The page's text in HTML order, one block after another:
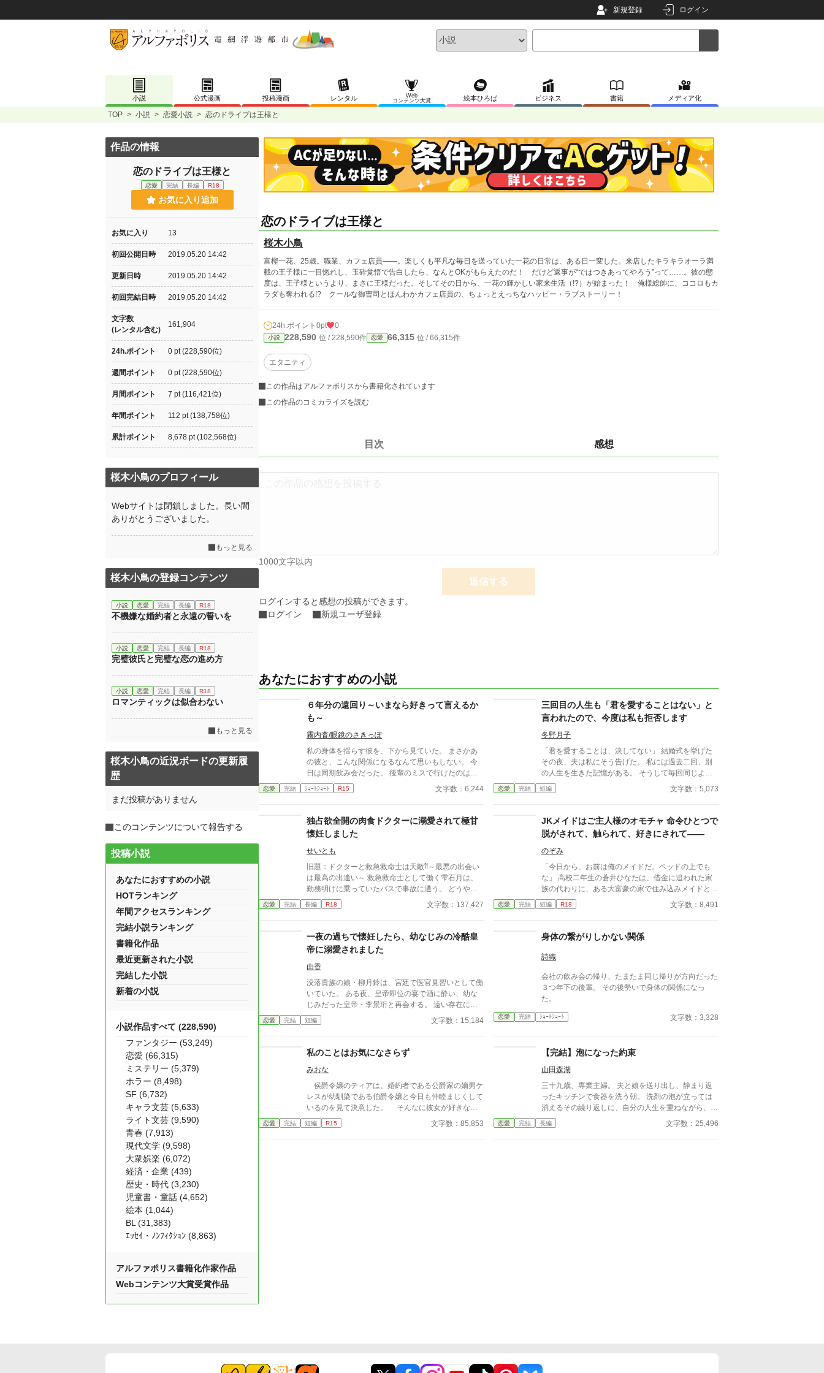
新規登録 ログイン
小説 公式漫画 投稿漫画 レンタル
Web
コンテンツ大賞
絵本ひろば ビジネス 書籍 メディア化
TOP > 小説 > 恋愛小説 > 恋のドライブは王様と
恋のドライブは王様と
桜木小鳥
富樫一花、25歳。職業、カフェ店員――。楽しくも平凡な毎日を送っていた一花の日常は、ある日一変した。来店したキラキラオーラ満
載の王子様に一目惚れし、玉砕覚悟で告白したら、なんとOKがもらえたのだ！ だけど返事が“ではつきあってやろう”って……。彼の態
度は、王子様というより、まさに王様だった。そしてその日から、一花の輝かしい家来生活（!?）が始まった！ 俺様総帥に、ココロもカ
ラダも奪われる!? クールな御曹司とほんわかカフェ店員の、ちょっとえっちなハッピー・ラブストーリー！
24h.ポイント 0pt 0
小説 228,590 位 / 228,590件 恋愛 66,315 位 / 66,315件
エタニティ
この作品はアルファポリスから書籍化されています
この作品のコミカライズを読む
目次 感想
1000文字以内
送信する
ログインすると感想の投稿ができます。
ログイン
新規ユーザ登録
あなたにおすすめの小説
６年分の遠回り～いまなら好きって言えるか
も～
霧内杳/眼鏡のさきっぽ
私の身体を揺らす彼を、下から見ていた。 まさかあ
の彼と、こんな関係になるなんて思いもしない。 今
日は同期飲み会だった。 後輩のミスで行けたのは本
当に最後。 飲み足りないという私に彼は付き合って
くれた。 彼とは入社当時、部署は違ったが同じ仕事
きだったんだと思う。 けれど仕事で負けたくないな
んて私のちっぽけなプライドのせいで、その一線は越
えられなかった。 でも、あれから変わった私な
ら……。 ****** 2021/05/29 公開 ****** 表紙 いも
こは妹pixivID:11163077
恋愛 完結 ｼｮｰﾄｼｮｰﾄ R15 文字数：6,244
三回目の人生も「君を愛することはない」と
言われたので、今度は私も拒否します
冬野月子
「君を愛することは、決してない」 結婚式を挙げた
その夜、夫は私にそう告げた。 私には過去二回、別
の人生を生きた記憶がある。 そうして毎回同じよう
に言われてきた。 逃げた一回目、我慢した二回目。
いずれも上手くいかなかった。 だから今回は。
恋愛 完結 短編 文字数：5,073
独占欲全開の肉食ドクターに溺愛されて極甘
懐妊しました
せいとも
旧題：ドクターと救急救命士は天敵⁈～最悪の出会い
は最高の出逢い～ 救急救命士として働く雫石月は、
勤務明けに乗っていたバスで事故に遭う。 どうや
ら、バスの運転手が体調不良になったようだ。 乗客
にAEDを探してきてもらうように頼み、救助活動をし
スに乗り込んできた。 受け取ろうとすると邪魔だと
言われる。 そして、月のことを『チビ団子』と呼ん
だのだ。 医療従事者と思われるボサボサマスク男は
運転手の処置をして、月が文句を言う間もなく、救急
車に同乗して去ってしまった。 最悪の出会いをし、
二度と会いたくない相手の正体は⁇ 作品はフィクショ
ンです。 本来の仕事内容とは異なる描写があると思
います。
恋愛 完結 長編 R18 文字数：137,427
JKメイドはご主人様のオモチャ 命令ひとつで
脱がされて、触られて、好きにされて――
のぞみ
「今日から、お前は俺のメイドだ。ベッドの上でも
な」 高校二年生の蒼井ひなたは、借金に追われた家
族の代わりに、ある大富豪の家で住み込みメイドとし
て働くことに。 そこは、まるでおとぎ話に出てきそ
うな大きな洋館。 でも、そこで待っていたのは、同
格が超ドSな御曹司、天城 蓮だった。 昼間は生徒会
長、夜は…ご主人様？ しかも、彼の命令はちょっと
普通じゃない。 「掃除だけじゃダメだろ？ ご主人
れるたび、耳元で囁かれるたび、心臓がバクバクす
る。 なのに、ひなたの体はどんどん反応してしまっ
て…。 怒ったり照れたりしながらも、次第に蓮に惹
かれていくひなた。 だけど、彼にはまだ知られてい
ない秘密があって―― 「…ほんとは、ずっと前か
ブストーリー。
恋愛 完結 短編 R18 文字数：8,491
一夜の過ちで懐妊したら、幼なじみの冷酷皇
帝に溺愛されました
由香
没落貴族の娘・柳月鈴は、宮廷で医官見習いとして働
いていた。 ある夜、皇帝即位の宴で酒に酔い、幼な
じみだった皇帝・李景珩と再会する。 遠い存在にな
ったはずの彼。 けれど、その夜をきっかけに月鈴の
運命は大きく動き出す。 冷酷と恐れられる皇帝が、
恋愛 完結 短編 文字数：15,184
身体の繋がりしかない関係
詩織
会社の飲み会の帰り、たまたま同じ帰りが方向だった
３つ年下の後輩。 その後勢いで身体の関係になっ
た。
恋愛 完結 ｼｮｰﾄｼｮｰﾄ 文字数：3,328
私のことはお気になさらず
みおな
侯爵令嬢のティアは、婚約者である公爵家の嫡男ケ
レスが幼馴染である伯爵令嬢と今日も仲睦まじくして
いるのを見て決意した。 そんなに彼女が好きなの
なら、お二人が婚約すればよろしいのよ。 私のこ
とはお気になさらず。
恋愛 完結 短編 R15 文字数：85,853
【完結】泡になった約束
山田森湖
三十九歳、専業主婦。 夫と娘を送り出し、静まり返
ったキッチンで食器を洗う朝。 洗剤の泡が立っては
消えるその繰り返しに、自分の人生を重ねながら、彼
女は「ごく普通」の日常を受け入れている。 愛がな
いわけではない。けれど、満たされているとも言い切
恋愛 完結 長編 文字数：25,496
作品の情報
恋のドライブは王様と
恋愛 完結 長編 R18
お気に入り追加
お気に入り 13
初回公開日時 2019.05.20 14:42
更新日時 2019.05.20 14:42
初回完結日時 2019.05.20 14:42
文字数
(レンタル含む)
161,904
24h.ポイント 0 pt (228,590位)
週間ポイント 0 pt (228,590位)
月間ポイント 7 pt (116,421位)
年間ポイント 112 pt (138,758位)
累計ポイント 8,678 pt (102,568位)
桜木小鳥のプロフィール
Webサイトは閉鎖しました。長い間
ありがとうございました。
もっと見る
桜木小鳥の登録コンテンツ
小説 恋愛 完結 長編 R18
不機嫌な婚約者と永遠の誓いを
小説 恋愛 完結 長編 R18
完璧彼氏と完璧な恋の進め方
小説 恋愛 完結 長編 R18
ロマンティックは似合わない
もっと見る
桜木小鳥の近況ボードの更新履
歴
まだ投稿がありません
このコンテンツについて報告する
投稿小説
あなたにおすすめの小説
HOTランキング
年間アクセスランキング
完結小説ランキング
書籍化作品
最近更新された小説
完結した小説
新着の小説
小説作品すべて (228,590)
ファンタジー (53,249)
恋愛 (66,315)
ミステリー (5,379)
ホラー (8,498)
SF (6,732)
キャラ文芸 (5,633)
ライト文芸 (9,590)
青春 (7,913)
現代文学 (9,598)
大衆娯楽 (6,072)
経済・企業 (439)
歴史・時代 (3,230)
児童書・童話 (4,652)
絵本 (1,044)
BL (31,383)
ｴｯｾｲ・ﾉﾝﾌｨｸｼｮﾝ (8,863)
アルファポリス書籍化作家作品
Webコンテンツ大賞受賞作品